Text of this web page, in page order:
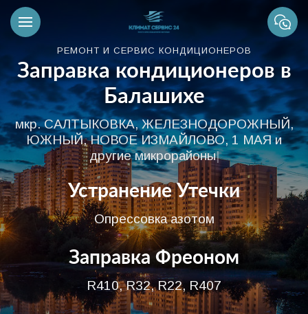
РЕМОНТ И СЕРВИС КОНДИЦИОНЕРОВ
Заправка кондиционеров в
Балашихе
мкр. САЛТЫКОВКА, ЖЕЛЕЗНОДОРОЖНЫЙ,
ЮЖНЫЙ, НОВОЕ ИЗМАЙЛОВО, 1 МАЯ и
другие микрорайоны|
Устранение Утечки
Опрессовка азотом
Заправка Фреоном
R410, R32, R22, R407